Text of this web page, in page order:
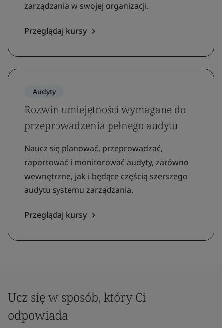
zarządzania w swojej organizacji.
Przeglądaj kursy
Audyty
Rozwiń umiejętności wymagane do
przeprowadzenia pełnego audytu
Naucz się planować, przeprowadzać,
raportować i monitorować audyty, zarówno
wewnętrzne, jak i będące częścią szerszego
audytu systemu zarządzania.
Przeglądaj kursy
Ucz się w sposób, który Ci
odpowiada